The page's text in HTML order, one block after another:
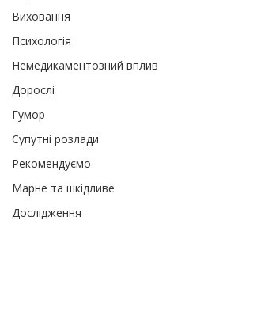
Виховання
Психологія
Немедикаментозний вплив
Дорослі
Гумор
Супутні розлади
Рекомендуємо
Марне та шкідливе
Дослідження